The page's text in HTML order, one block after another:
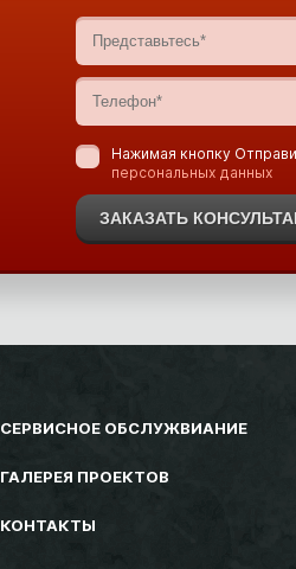
Нажимая кнопку
персональных данных
ЗАКАЗАТЬ
СЕРВИСНОЕ ОБСЛУЖВИАНИЕ
ГАЛЕРЕЯ ПРОЕКТОВ
КОНТАКТЫ